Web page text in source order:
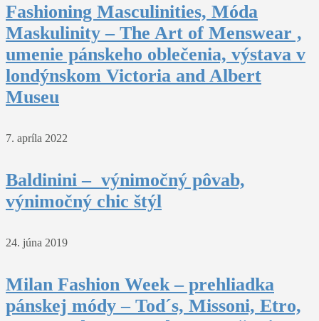
Fashioning Masculinities, Móda
Maskulinity – The Art of Menswear ,
umenie pánskeho oblečenia, výstava v
londýnskom Victoria and Albert
Museu
7. apríla 2022
Baldinini – výnimočný pôvab,
výnimočný chic štýl
24. júna 2019
Milan Fashion Week – prehliadka
pánskej módy – Tod´s, Missoni, Etro,